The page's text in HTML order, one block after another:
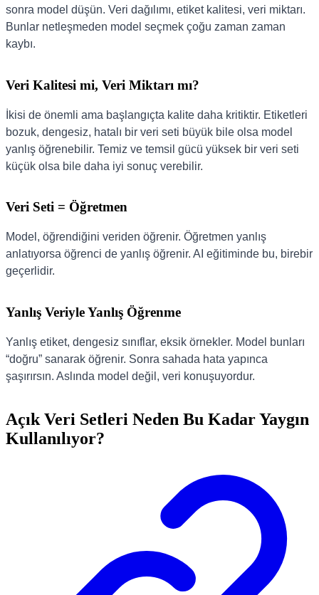
sonra model düşün. Veri dağılımı, etiket kalitesi, veri miktarı.
Bunlar netleşmeden model seçmek çoğu zaman zaman
kaybı.
Veri Kalitesi mi, Veri Miktarı mı?
İkisi de önemli ama başlangıçta kalite daha kritiktir. Etiketleri
bozuk, dengesiz, hatalı bir veri seti büyük bile olsa model
yanlış öğrenebilir. Temiz ve temsil gücü yüksek bir veri seti
küçük olsa bile daha iyi sonuç verebilir.
Veri Seti = Öğretmen
Model, öğrendiğini veriden öğrenir. Öğretmen yanlış
anlatıyorsa öğrenci de yanlış öğrenir. AI eğitiminde bu, birebir
geçerlidir.
Yanlış Veriyle Yanlış Öğrenme
Yanlış etiket, dengesiz sınıflar, eksik örnekler. Model bunları
“doğru” sanarak öğrenir. Sonra sahada hata yapınca
şaşırırsın. Aslında model değil, veri konuşuyordur.
Açık Veri Setleri Neden Bu Kadar Yaygın
Kullanılıyor?